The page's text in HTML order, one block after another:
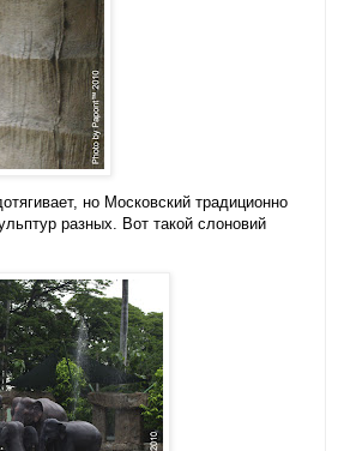
но Московский традиционно
разных. Вот такой слоновий